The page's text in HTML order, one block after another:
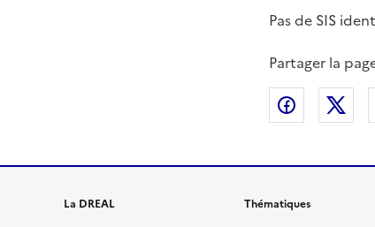
Pas de SIS
Partager la
Partager
La DREAL
Thématiques